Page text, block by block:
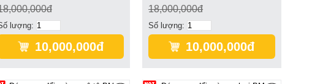
lượng:
10,000,000đ
18,000,000đ
Số lượng:
10,000,000đ